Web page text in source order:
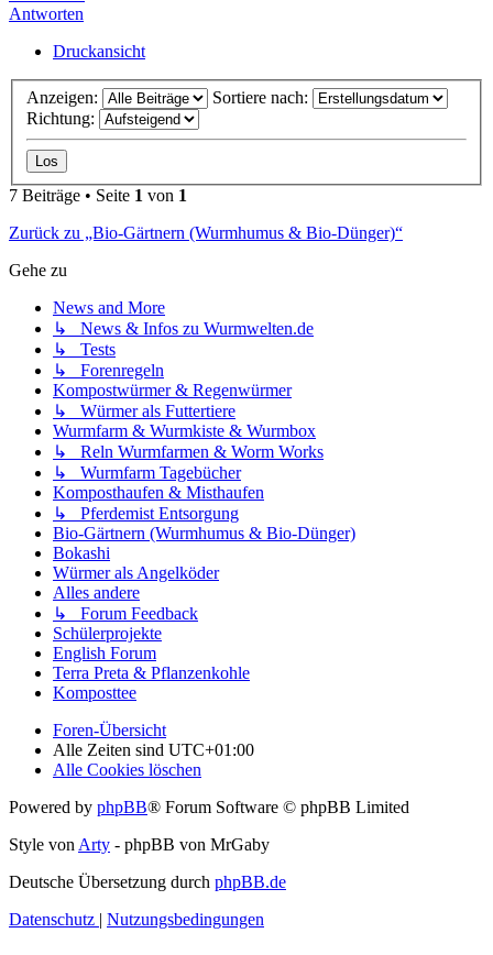
Antworten
Druckansicht
Anzeigen:
Sortiere nach:
Richtung:
7 Beiträge • Seite 1 von 1
Zurück zu „Bio-Gärtnern (Wurmhumus & Bio-Dünger)“
Gehe zu
News and More
↳ News & Infos zu Wurmwelten.de
↳ Tests
↳ Forenregeln
Kompostwürmer & Regenwürmer
↳ Würmer als Futtertiere
Wurmfarm & Wurmkiste & Wurmbox
↳ Reln Wurmfarmen & Worm Works
↳ Wurmfarm Tagebücher
Komposthaufen & Misthaufen
↳ Pferdemist Entsorgung
Bio-Gärtnern (Wurmhumus & Bio-Dünger)
Bokashi
Würmer als Angelköder
Alles andere
↳ Forum Feedback
Schülerprojekte
English Forum
Terra Preta & Pflanzenkohle
Komposttee
Foren-Übersicht
Alle Zeiten sind UTC+01:00
Alle Cookies löschen
Powered by phpBB® Forum Software © phpBB Limited
Style von Arty - phpBB von MrGaby
Deutsche Übersetzung durch phpBB.de
Datenschutz | Nutzungsbedingungen